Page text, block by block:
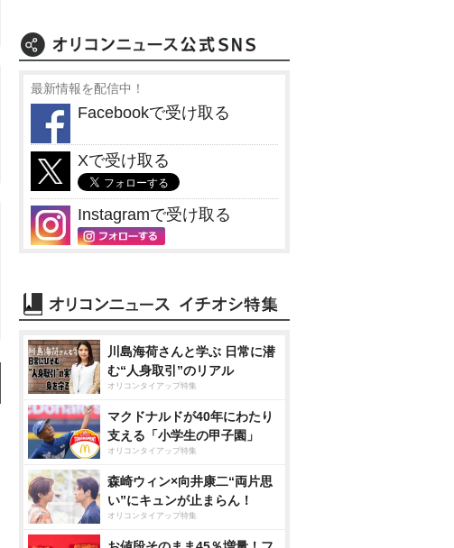
最新情報を配信中！
Facebookで受け取る
Xで受け取る
Instagramで受け取る
川島海荷さんと学ぶ 日常に潜
む“人身取引”のリアル
オリコンタイアップ特集
マクドナルドが40年にわたり
支える「小学生の甲子園」
オリコンタイアップ特集
森崎ウィン×向井康二“両片思
い”にキュンが止まらん！
オリコンタイアップ特集